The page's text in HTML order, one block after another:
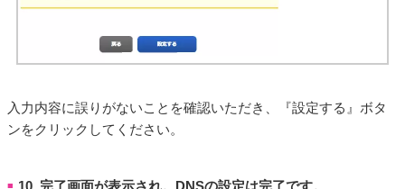
入力内容に誤りがないことを確認いただき、『設定する』ボタ
ンをクリックしてください。
■ 10. 完了画面が表示され。DNSの設定は完了です。